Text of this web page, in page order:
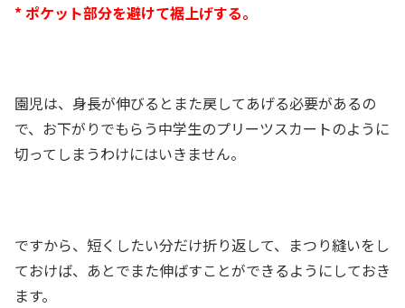
* ポケット部分を避けて裾上げする。
園児は、身長が伸びるとまた戻してあげる必要があるの
で、お下がりでもらう中学生のプリーツスカートのように
切ってしまうわけにはいきません。
ですから、短くしたい分だけ折り返して、まつり縫いをし
ておけば、あとでまた伸ばすことができるようにしておき
ます。